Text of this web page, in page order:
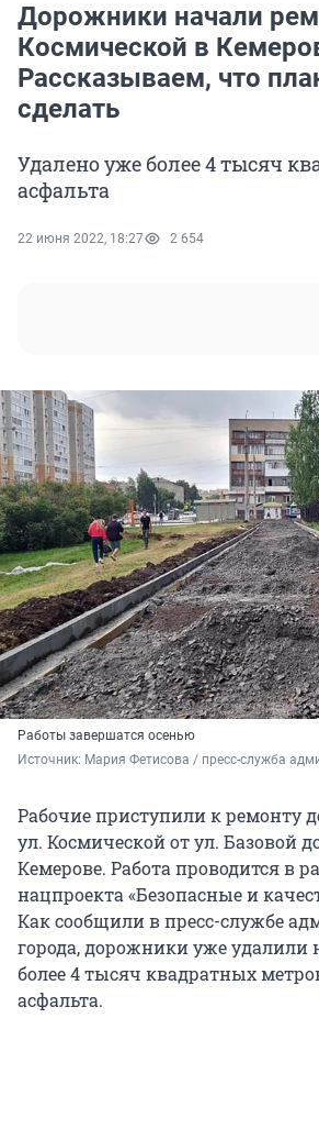
Дорожники начали
Космической в
Рассказываем, что
сделать
Удалено уже более 4 тысяч
асфальта
22 июня 2022, 18:27 2 654
Работы завершатся осенью
Источник: Мария Фетисова / пресс-служба
Рабочие приступили к ремонту
ул. Космической от ул. Базовой
Кемерове. Работа проводится в
нацпроекта «Безопасные и
Как сообщили в пресс-службе
города, дорожники уже удалили
более 4 тысяч квадратных
асфальта.